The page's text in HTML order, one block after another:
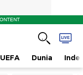
UEFA Dunia